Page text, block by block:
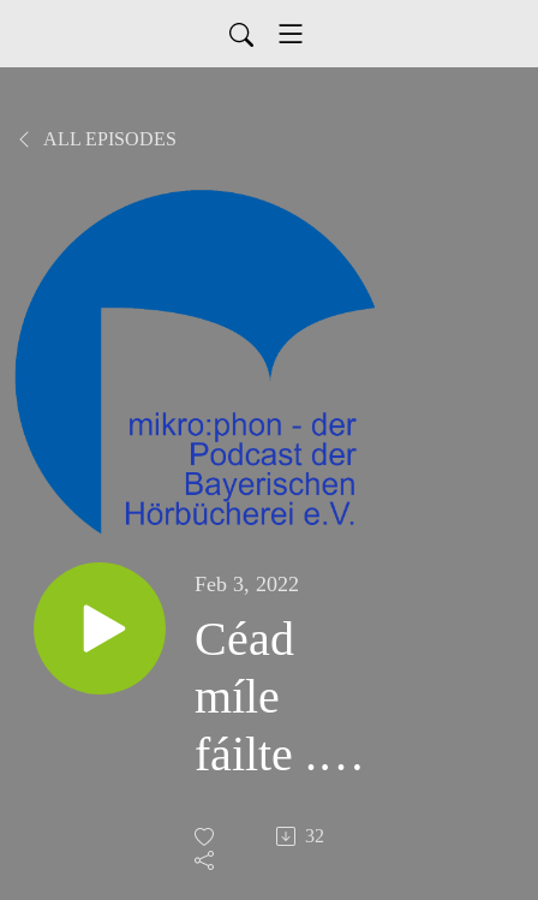
ALL EPISODES
Feb 3, 2022
Céad
míle
fáilte ...!
James
32